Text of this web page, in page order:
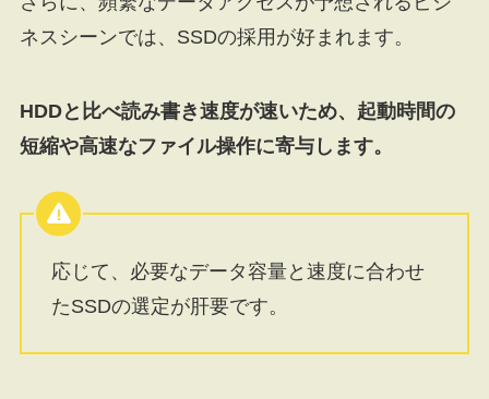
ネスシーンでは、SSDの採用が好まれます。
HDDと比べ読み書き速度が速いため、起動時間の
短縮や高速なファイル操作に寄与します。
応じて、必要なデータ容量と速度に合わせ
たSSDの選定が肝要です。